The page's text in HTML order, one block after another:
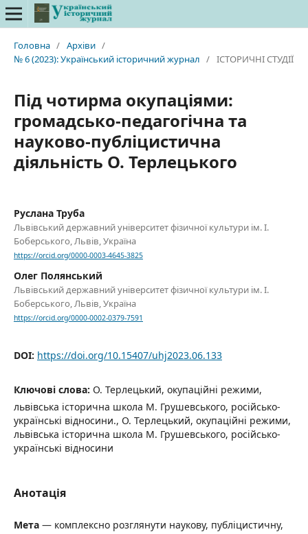
Головна / Архіви /
№ 6 (2023): Український історичний журнал / ІСТОРИЧНІ СТУДІЇ
Під чотирма окупаціями:
громадсько-педагогічна та
науково-публіцистична
діяльність О. Терлецького
Руслана Труба
Львівський державний університет фізичної культури ім. І.
Боберського, Львів, Україна
https://orcid.org/0000-0003-4645-3825
Олег Полянський
Львівський державний університет фізичної культури ім. І.
Боберського, Львів, Україна
https://orcid.org/0000-0002-0379-7591
DOI: https://doi.org/10.15407/uhj2023.06.133
Ключові слова: О. Терлецький, окупаційні режими,
львівська історична школа М. Грушевського, російсько-
українські відносини., О. Терлецький, окупаційні режими,
львівська історична школа М. Грушевського, російсько-
українські відносини
Анотація
Мета— комплексно розглянути наукову, публіцистичну,